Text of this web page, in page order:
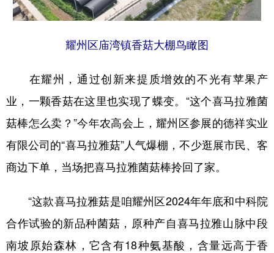
耀州区庙湾镇香菇大棚鸟瞰图
在耀州，通过创新来提质增效的不光有苹果产
业，一颗香菇在这里也实现了蝶变。“这个喜马拉雅菌
菇棒怎么卖？”今年农高会上，耀州区参展的德祥实业
有限公司的“喜马拉雅菇”人气爆棚，不少逛展市民、客
商边下单，当场把喜马拉雅菌菇棒拎回了家。
“这款喜马拉雅菇是咱耀州区2024年年底和中科院
合作试验的新品种菌菇，原种产自喜马拉雅山脉中段
南坡原始森林，它含有18种氨基酸，含量远高于香